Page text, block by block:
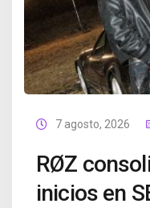
7 agosto, 2026
RØZ
inicios en